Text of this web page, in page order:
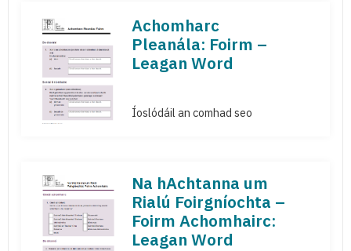
Achomharc
Pleanála: Foirm –
Leagan Word
Íoslódáil an comhad seo
Na hAchtanna um
Rialú Foirgníochta –
Foirm Achomhairc:
Leagan Word